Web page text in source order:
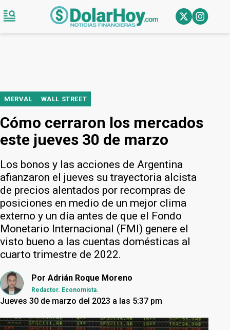
MERVAL WALL STREET
Cómo cerraron los mercados
este jueves 30 de marzo
Los bonos y las acciones de Argentina
afianzaron el jueves su trayectoria alcista
de precios alentados por recompras de
posiciones en medio de un mejor clima
externo y un día antes de que el Fondo
Monetario Internacional (FMI) genere el
visto bueno a las cuentas domésticas al
cuarto trimestre de 2022.
Por Adrián Roque Moreno
Redactor. Economista.
Jueves 30 de marzo del 2023 a las 5:37 pm